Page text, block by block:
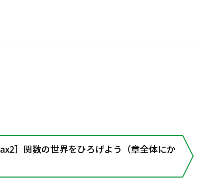
］関数の世界をひろげよう（章全体にか